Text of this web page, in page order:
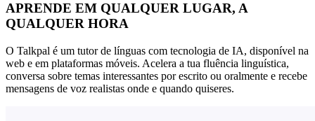
APRENDE EM QUALQUER LUGAR, A
QUALQUER HORA
O Talkpal é um tutor de línguas com tecnologia de IA, disponível na
web e em plataformas móveis. Acelera a tua fluência linguística,
conversa sobre temas interessantes por escrito ou oralmente e recebe
mensagens de voz realistas onde e quando quiseres.